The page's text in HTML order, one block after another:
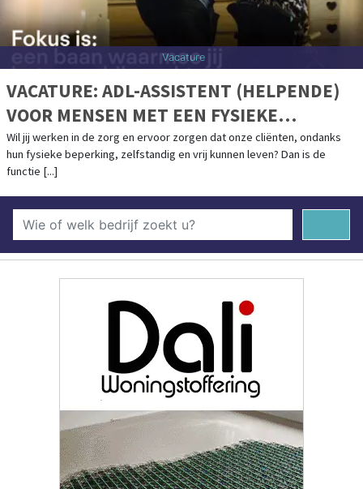
Vacature
VACATURE: ADL-ASSISTENT (HELPENDE)
VOOR MENSEN MET EEN FYSIEKE
BEPERKING - ZWOLLE STADSHAGEN &
ZWOLLE ITTERSUMERLANDEN
Wil jij werken in de zorg en ervoor zorgen dat onze cliënten, ondanks
hun fysieke beperking, zelfstandig en vrij kunnen leven? Dan is de
functie [...]